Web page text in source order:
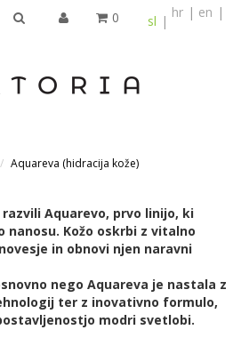
sl
hr en
0
Aquareva (hidracija kože)
Aquarevo, prvo linijo, ki
nanosu. Kožo oskrbi z vitalno
in obnovi njen naravni
nego Aquareva je nastala z
ter z inovativno formulo,
modri svetlobi.